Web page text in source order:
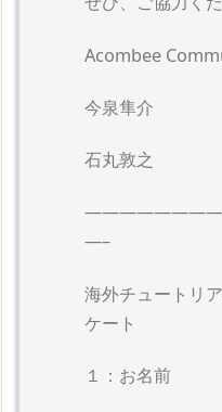
Acombee
今泉隼介
石丸敦之
—–
海外チュートリ
ケート
１：お名前